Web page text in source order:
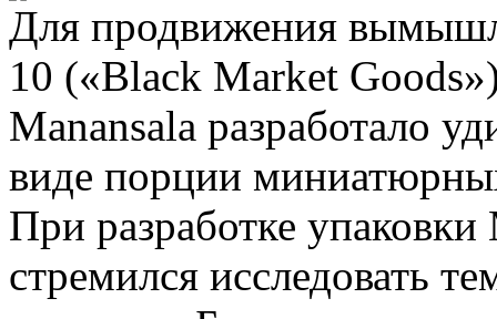
Для продвижения
10 («Black Market
Manansala разработало
виде порции
При разработке
стремился исследовать